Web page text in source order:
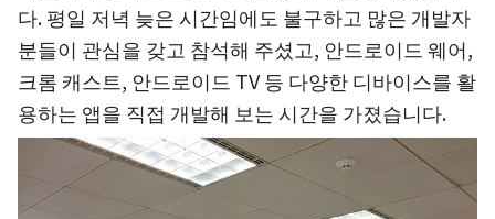
다. 평일 저녁 늦은 시간임에도 불구하고 많은 개발자
분들이 관심을 갖고 참석해 주셨고, 안드로이드 웨어,
크롬 캐스트, 안드로이드 TV 등 다양한 디바이스를 활
용하는 앱을 직접 개발해 보는 시간을 가졌습니다.